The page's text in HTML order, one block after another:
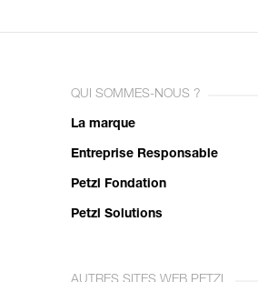
QUI SOMMES-NOUS ?
La marque
Entreprise Responsable
Petzl Fondation
Petzl Solutions